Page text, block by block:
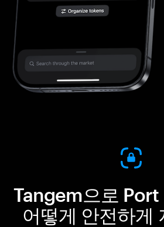
Tangem으로
어떻게 안전하게